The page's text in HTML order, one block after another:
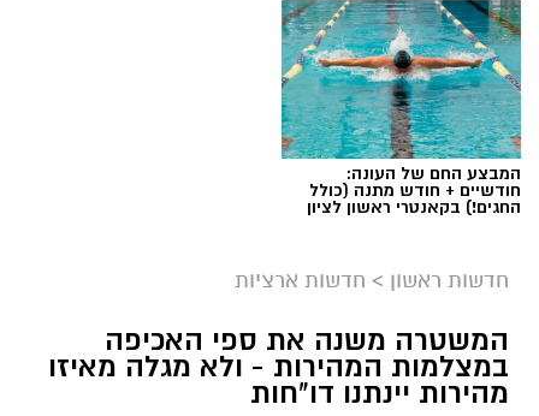
המבצע החם של העונה:
חודשיים + חודש מתנה (כולל
החגים!) בקאנטרי ראשון לציון
חדשות ראשון > חדשות ארציות
המשטרה משנה את ספי האכיפה
במצלמות המהירות - ולא מגלה מאיזו
מהירות יינתנו דו"חות